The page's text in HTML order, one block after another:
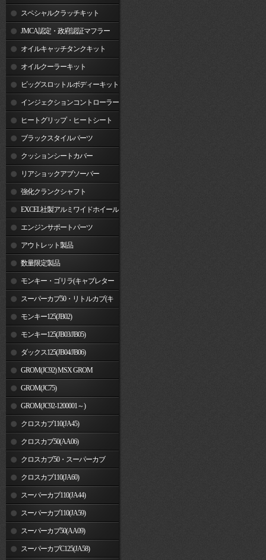
スペシャルクラッチキット
JMCA認定・政府認証マフラー
オイルキャッチタンクキット
オイルクーラーキット
ビッグスロットルボディーキット
インジェクションコントローラー
ヒートグリップ・ヒートシート
ブラックスタイルパーツ
クッションシートカバー
リアショックアブソーバー
強化クランクシャフト
EXCEL社製アルミワイドホイール
リム エンジンサポートパーツ
アウトレット製品
数量限定製品
モンキー・ゴリラ(キャブレター
車) スーパーカブ50・リトルカブ(キ
ャブレター車)
モンキー125(JB02)
モンキー125(JB03/JB05)
ダックス125(JB04/JB06)
GROM(JC92) MSX GROM
GROM(JC75)
GROM(JC92-1200001～)
クロスカブ110(JA45)
クロスカブ50(AA06)
クロスカブ50・スーパーカブ
50(AA09)/110(JA44)
クロスカブ110(JA60)
スーパーカブ110(JA44)
スーパーカブ110(JA59)
スーパーカブ50(AA09)
スーパーカブC125(JA58)